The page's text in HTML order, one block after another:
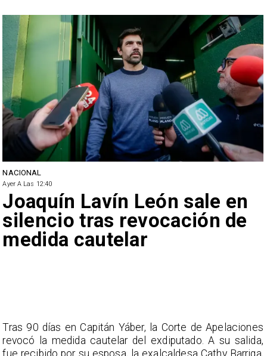
NACIONAL
Ayer A Las 12:40
Joaquín Lavín León sale en
silencio tras revocación de
medida cautelar
Tras 90 días en Capitán Yáber, la Corte de Apelaciones
revocó la medida cautelar del exdiputado. A su salida,
fue recibido por su esposa, la exalcaldesa Cathy Barriga,